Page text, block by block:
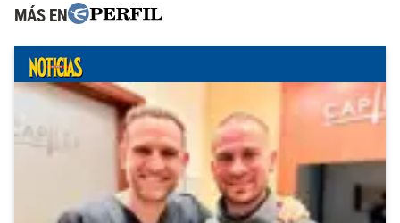
MÁS EN